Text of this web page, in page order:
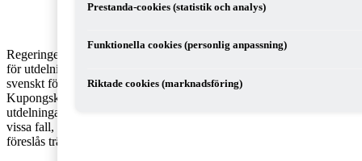
Regeringen föreslår att skattefriheten
för utdelning från utlandet till ett
svenskt företag begränsas i vissa fall.
Kupongskattelagen, som gäller vid
utdelningar från ett svenskt företag i
vissa fall, skärps också. Ändringarna
föreslås träda i kraft den 1 januari 2016.
Prestanda-cookies (statistik och analys)
Funktionella cookies (personlig anpassning)
Riktade cookies (marknadsföring)